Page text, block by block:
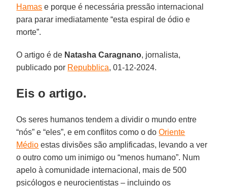
Hamas e porque é necessária pressão internacional
para parar imediatamente “esta espiral de ódio e
morte”.
O artigo é de Natasha Caragnano, jornalista,
publicado por Repubblica, 01-12-2024.
Eis o artigo.
Os seres humanos tendem a dividir o mundo entre
“nós” e “eles”, e em conflitos como o doOriente
Médio estas divisões são amplificadas, levando a ver
o outro como um inimigo ou “menos humano”. Num
apelo à comunidade internacional, mais de 500
psicólogos e neurocientistas – incluindo os